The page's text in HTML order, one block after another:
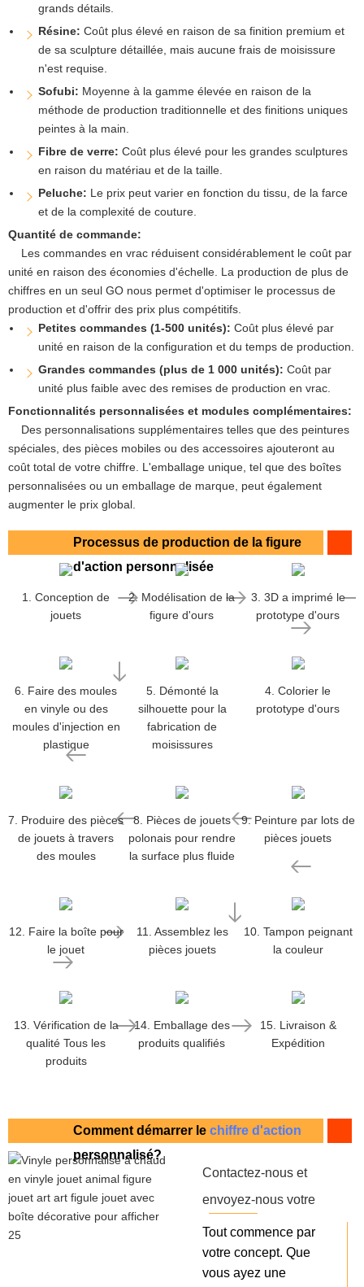
grands détails.
Résine: Coût plus élevé en raison de sa finition premium et
de sa sculpture détaillée, mais aucune frais de moisissure
n'est requise.
Sofubi: Moyenne à la gamme élevée en raison de la
méthode de production traditionnelle et des finitions uniques
peintes à la main.
Fibre de verre: Coût plus élevé pour les grandes sculptures
en raison du matériau et de la taille.
Peluche: Le prix peut varier en fonction du tissu, de la farce
et de la complexité de couture.
Quantité de commande:
Les commandes en vrac réduisent considérablement le coût par
unité en raison des économies d'échelle. La production de plus de
chiffres en un seul GO nous permet d'optimiser le processus de
production et d'offrir des prix plus compétitifs.
Petites commandes (1-500 unités): Coût plus élevé par
unité en raison de la configuration et du temps de production.
Grandes commandes (plus de 1 000 unités): Coût par
unité plus faible avec des remises de production en vrac.
Fonctionnalités personnalisées et modules complémentaires:
Des personnalisations supplémentaires telles que des peintures
spéciales, des pièces mobiles ou des accessoires ajouteront au
coût total de votre chiffre. L'emballage unique, tel que des boîtes
personnalisées ou un emballage de marque, peut également
augmenter le prix global.
Processus de production de la figure
d'action personnalisée
1. Conception de
jouets
2. Modélisation de la
figure d'ours
3. 3D a imprimé le
prototype d'ours
4. Colorier le
prototype d'ours
5. Démonté la
silhouette pour la
fabrication de
moisissures
6. Faire des moules
en vinyle ou des
moules d'injection en
plastique
7. Produire des pièces
de jouets à travers
des moules
8. Pièces de jouets
polonais pour rendre
la surface plus fluide
9. Peinture par lots de
pièces jouets
10. Tampon peignant
la couleur
11. Assemblez les
pièces jouets
12. Faire la boîte pour
le jouet
13. Vérification de la
qualité Tous les
produits
14. Emballage des
produits qualifiés
15. Livraison &
Expédition
Comment démarrer le chiffre d'action
personnalisé?
Contactez-nous et
envoyez-nous votre
conception
Tout commence par
votre concept. Que
vous ayez une